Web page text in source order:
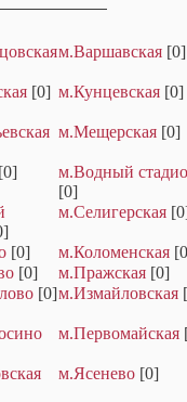
м.Варшавская [0]
[0] м.Кунцевская [0]
м.Мещерская [0]
[0]
м.Водный
[0]
м.Селигерская
[0] м.Коломенская
[0] м.Пражская [0]
[0]м.Измайловская
м.Первомайская
м.Ясенево [0]